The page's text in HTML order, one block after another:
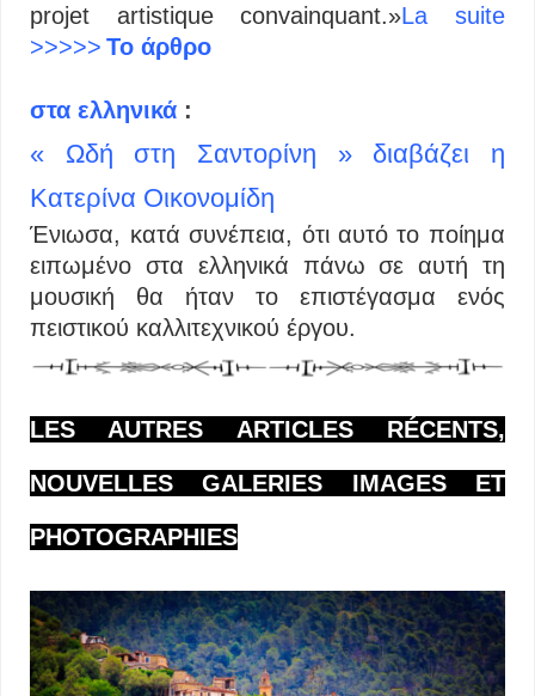
projet artistique convainquant.»La suite
>>>>> Το άρθρο
στα ελληνικά :
« Ωδή στη Σαντορίνη » διαβάζει η
Κατερίνα Οικονομίδη
Ένιωσα, κατά συνέπεια, ότι αυτό το ποίημα
ειπωμένο στα ελληνικά πάνω σε αυτή τη
μουσική θα ήταν το επιστέγασμα ενός
πειστικού καλλιτεχνικού έργου.
LES AUTRES ARTICLES RÉCENTS,
NOUVELLES GALERIES IMAGES ET
PHOTOGRAPHIES